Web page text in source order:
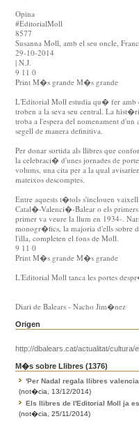
Opina
#EditorialMoll
8577
Susanna Moll, amb el seu oncle,
29-10-2014
| N.J.
9 11 0
Print M�s grande M�s grande
L'Editorial Moll estudia qu� fer amb
troben a la seva seu central. La
troba a l'espera del nomenament
segell de manera definitiva.
Per donar sortida als llibres que
la celebraci� d'unes jornades de
volums, una cita per a la qual
mateixos descomptes.
Entre aquests t�tols s'inclouen
Catal�-Valenci�-Balear o els
primer va veure la llum en 1934-.
monogr�fics, la majoria d'ells sobre
l'illa, completen el fons de Moll.
9 11 0
Print M�s grande M�s grande
L'Editorial Moll tanca les portes
Diari de Balears - Nacho Jim�nez
Origen
http://dbalears.cat/actualitat/cultura/
M�s sobre Llibres (1376)
'Per Nadal regala llibres
(not�cia, 13/12/2014)
Els llibres de l'Editorial Moll ja
(not�cia, 25/11/2014)